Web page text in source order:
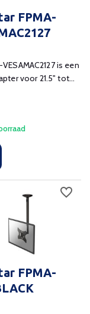
FPMA-
is een
voor 21.5" tot
FPMA-